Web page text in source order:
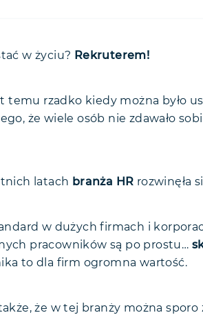
– czyli kto?
– praca dla każdego?
zatrudnienia
HR dużych firm
– praca w IT&nbsp;
wymagania branży IT
a headhunter
a headhunter - różnice
rekrutera?
w życiu? Rekruterem!
temu rzadko kiedy można było
że wiele osób nie zdawało
latach branża HR rozwinęła
w dużych firmach i
pracowników są po prostu…
to dla firm ogromna wartość.
że w tej branży można